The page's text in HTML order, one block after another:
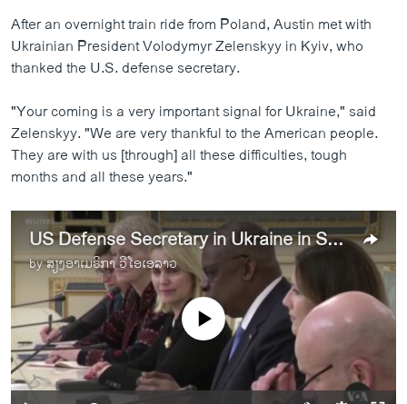
After an overnight train ride from Poland, Austin met with
Ukrainian President Volodymyr Zelenskyy in Kyiv, who
thanked the U.S. defense secretary.
"Your coming is a very important signal for Ukraine," said
Zelenskyy. "We are very thankful to the American people.
They are with us [through] all these difficulties, tough
months and all these years."
US Defense Secretary in Ukraine in Show of Support
byສຽງອາເມຣິກາ ວີໂອເອລາວ
No media source currently available